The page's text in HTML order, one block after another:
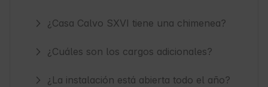
¿Casa Calvo SXVI tiene una chimenea?
¿Cuáles son los cargos adicionales?
¿La instalación está abierta todo el año?